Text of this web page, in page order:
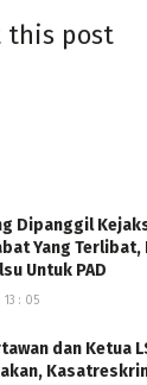
ke Mapolsek
akan di
486 KUHP
4 tahun,”
this post
Dipanggil
Yang Terlibat,
Untuk PAD
: 05
dan Ketua